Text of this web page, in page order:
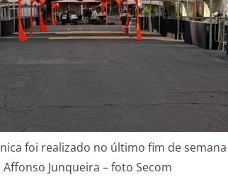
foi realizado no último fim de
Affonso Junqueira – foto Secom